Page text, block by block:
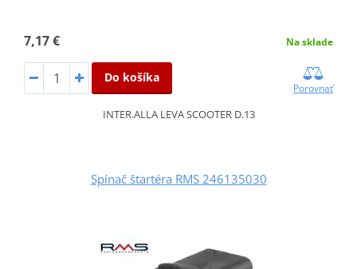
7,17 € Na sklade
Do košíka
Porovnať
INTER.ALLA LEVA SCOOTER D.13
Spínač štartéra RMS 246135030